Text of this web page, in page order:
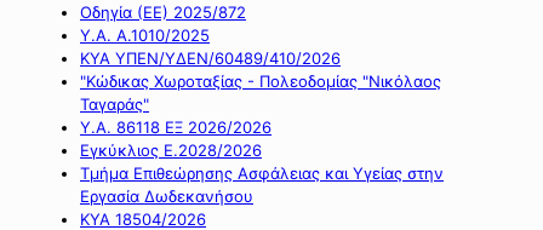
Οδηγία (ΕΕ) 2025/872
Υ.Α. Α.1010/2025
ΚΥΑ ΥΠΕΝ/ΥΔΕΝ/60489/410/2026
"Κώδικας Χωροταξίας - Πολεοδομίας "Νικόλαος
Ταγαράς"
Υ.Α. 86118 ΕΞ 2026/2026
Εγκύκλιος Ε.2028/2026
Τμήμα Επιθεώρησης Ασφάλειας και Υγείας στην
Εργασία Δωδεκανήσου
ΚΥΑ 18504/2026